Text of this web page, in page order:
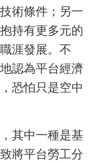
術條件；另一
持有更多元的
涯發展。不
認為平台經濟
恐怕只是空中
其中一種是基
將平台勞工分